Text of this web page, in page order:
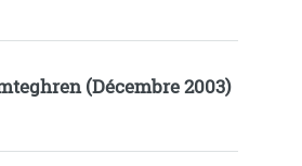
(Décembre 2003)